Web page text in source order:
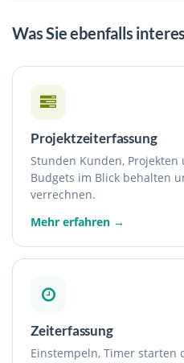
Was Sie ebenfalls
Projektzeiterfassung
Stunden Kunden,
Budgets im Blick behalten
verrechnen.
Mehr erfahren →
Zeiterfassung
Einstempeln, Timer starten